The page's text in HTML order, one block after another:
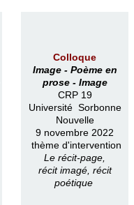
Colloque
Image - Poème en
prose - Image
CRP 19
Université Sorbonne
Nouvelle
9 novembre 2022
thème d'intervention
Le récit-page,
récit imagé, récit
poétique